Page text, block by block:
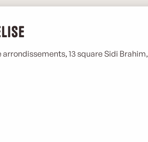
13 square Sidi Brahim,